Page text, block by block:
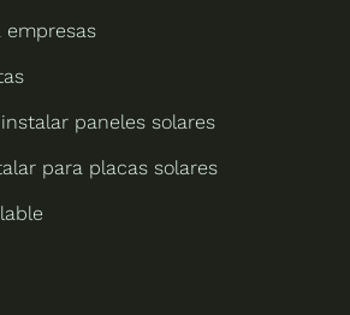
empresas
paneles solares
para placas solares